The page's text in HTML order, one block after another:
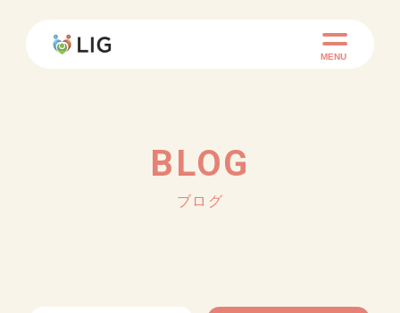
MENU
BLOG
ブログ